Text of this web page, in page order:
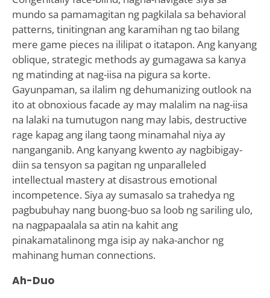
mundo sa pamamagitan ng pagkilala sa behavioral
patterns, tinitingnan ang karamihan ng tao bilang
mere game pieces na ililipat o itatapon. Ang kanyang
oblique, strategic methods ay gumagawa sa kanya
ng matinding at nag-iisa na pigura sa korte.
Gayunpaman, sa ilalim ng dehumanizing outlook na
ito at obnoxious facade ay may malalim na nag-iisa
na lalaki na tumutugon nang may labis, destructive
rage kapag ang ilang taong minamahal niya ay
nanganganib. Ang kanyang kwento ay nagbibigay-
diin sa tensyon sa pagitan ng unparalleled
intellectual mastery at disastrous emotional
incompetence. Siya ay sumasalo sa trahedya ng
pagbubuhay nang buong-buo sa loob ng sariling ulo,
na nagpapaalala sa atin na kahit ang
pinakamatalinong mga isip ay naka-anchor ng
mahinang human connections.
Ah-Duo